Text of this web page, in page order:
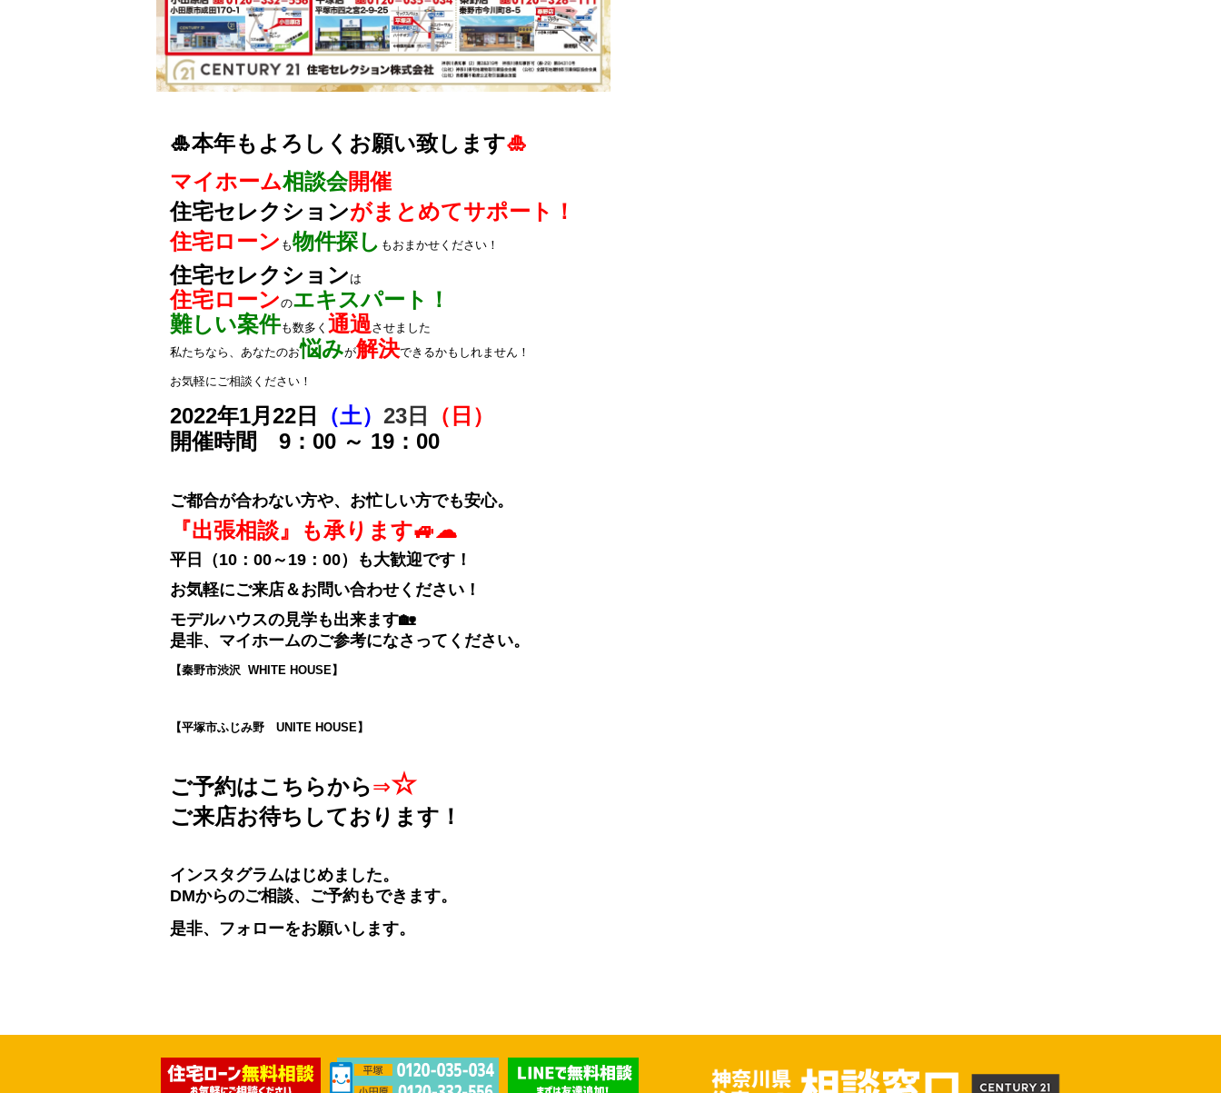
🎍本年も よろしくお願い致します🎍
マイホーム相談会開催
住宅セレクションがまとめてサポート！
住宅ローン も物件探し もおまかせください！
住宅セレクション は
住宅ローンのエキスパート！
難しい案件も数多く 通過 させました
私たちなら、あなたのお悩みが解決できるかもしれません！
お気軽にご相談ください！
2022年1月22日 （土） 23 日
（日）
開催時間 9：00 ～ 19：00
ご都合が合わない方や、お忙しい方でも安心。
『出張相談』も承ります🚙☁
平日（10：00～19：00）も大歓迎です！
お気軽にご来店＆お問い合わせください！
モデルハウスの見学も出来ます🏡
是非、マイホームのご参考になさってください。
【秦野市渋沢 WHITE HOUSE】
【平塚市ふじみ野 UNITE HOUSE】
ご予約はこちらから⇒☆
ご来店お待ちしております！
インスタグラムはじめました。
DMからのご相談、ご予約もできます。
是非、フォローをお願いします。